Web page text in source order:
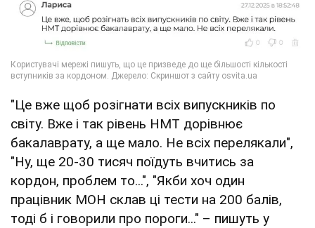
"Це вже щоб розігнати всіх випускників по
світу. Вже і так рівень НМТ дорівнює
бакалаврату, а ще мало. Не всіх перелякали",
"Ну, ще 20-30 тисяч поїдуть вчитись за
кордон, проблем то...", "Якби хоч один
працівник МОН склав ці тести на 200 балів,
тоді б і говорили про пороги..." – пишуть у